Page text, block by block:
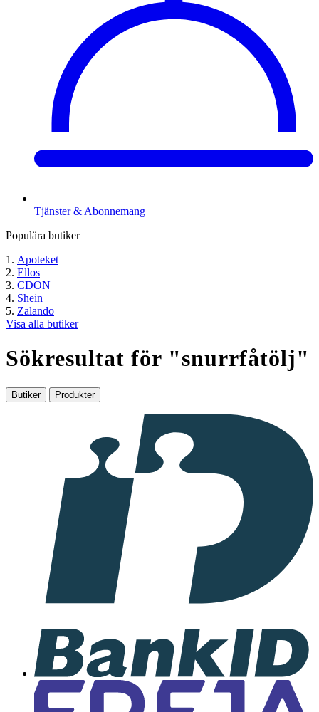
Tjänster & Abonnemang
Populära butiker
Apoteket
Ellos
CDON
Shein
Zalando
Visa alla butiker
Sökresultat för "snurrfåtölj"
Butiker Produkter